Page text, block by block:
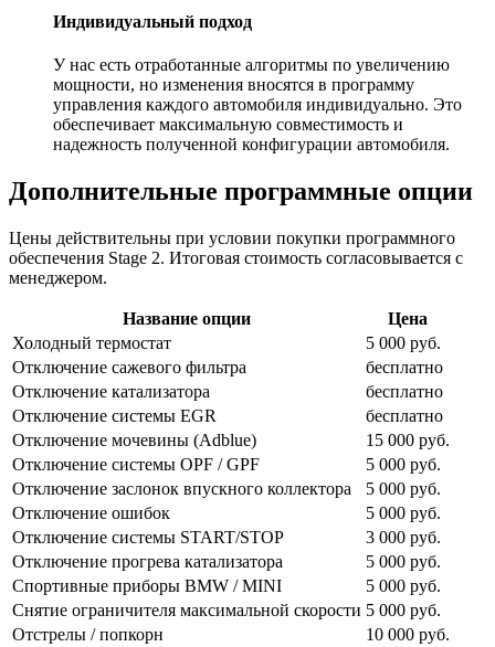
Индивидуальный подход
У нас есть отработанные алгоритмы по увеличению
мощности, но изменения вносятся в программу
управления каждого автомобиля индивидуально. Это
обеспечивает максимальную совместимость и
надежность полученной конфигурации автомобиля.
Дополнительные программные опции
Цены действительны при условии покупки программного
обеспечения Stage 2. Итоговая стоимость согласовывается с
менеджером.
Название опции
Цена
Холодный термостат
5 000 руб.
Отключение сажевого фильтра
бесплатно
Отключение катализатора
бесплатно
Отключение системы EGR
бесплатно
Отключение мочевины (Adblue)
15 000 руб.
Отключение системы OPF / GPF
5 000 руб.
Отключение заслонок впускного коллектора
5 000 руб.
Отключение ошибок
5 000 руб.
Отключение системы START/STOP
3 000 руб.
Отключение прогрева катализатора
5 000 руб.
Спортивные приборы BMW / MINI
5 000 руб.
Снятие ограничителя максимальной скорости 5 000 руб.
Отстрелы / попкорн
10 000 руб.